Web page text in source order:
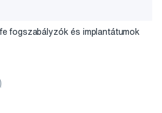
fogszabályzók és implantátumok